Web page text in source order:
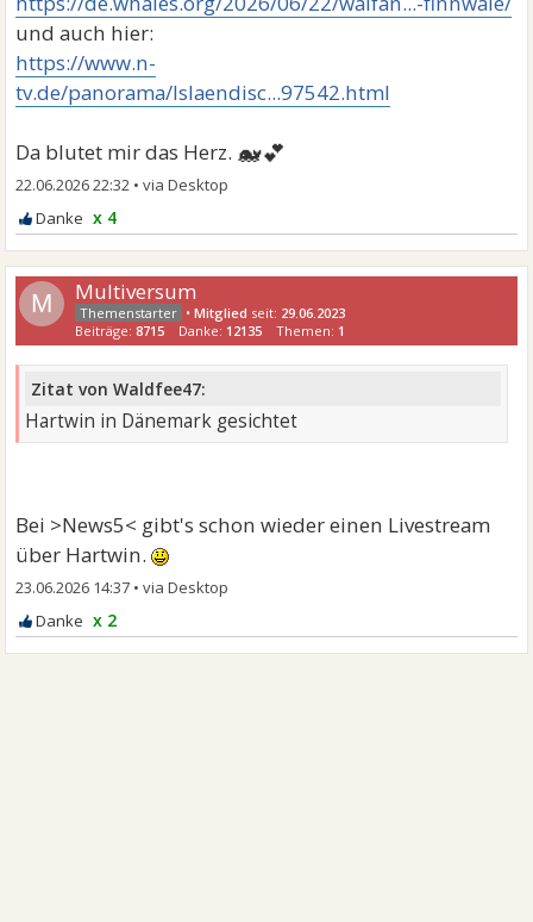
und auch hier:
https://www.n-
tv.de/panorama/Islaendisc...97542.html
Da blutet mir das Herz. 🐋💕
22.06.2026 22:32 •
x 4
M Multiversum
•Mitglied seit: 29.06.2023
Beiträge:8715 Danke: 12135 Themen: 1
Zitat von Waldfee47:
Hartwin in Dänemark gesichtet
Bei >News5< gibt's schon wieder einen Livestream
über Hartwin.
23.06.2026 14:37 •
x 2